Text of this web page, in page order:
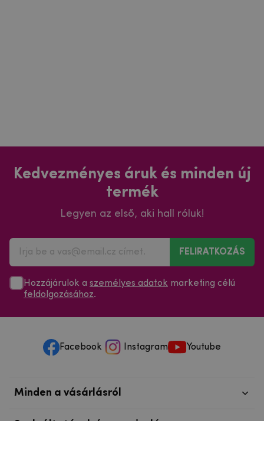
Kedvezményes áruk és minden új
termék
Legyen az első, aki hall róluk!
FELIRATKOZÁS
Hozzájárulok a személyes adatok marketing célú
feldolgozásához.
Facebook Instagram Youtube
Minden a vásárlásról